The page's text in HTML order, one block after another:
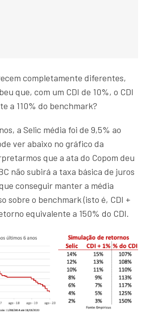
completamente diferentes,
que, com um CDI de 10%, o CDI
a 110% do benchmark?
a Selic média foi de 9,5% ao
ver abaixo no gráfico da
que a ata do Copom deu
não subirá a taxa básica de juros
conseguir manter a média
sobre o benchmark (isto é, CDI +
equivalente a 150% do CDI.